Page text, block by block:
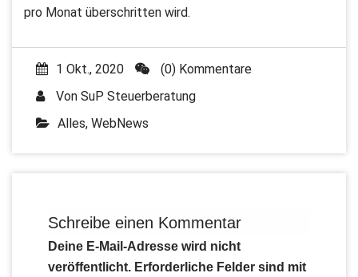
pro Monat überschritten wird.
1 Okt., 2020
(0) Kommentare
Von SuP Steuerberatung
Alles, WebNews
Schreibe einen Kommentar
Deine E-Mail-Adresse wird nicht
veröffentlicht. Erforderliche Felder sind mit